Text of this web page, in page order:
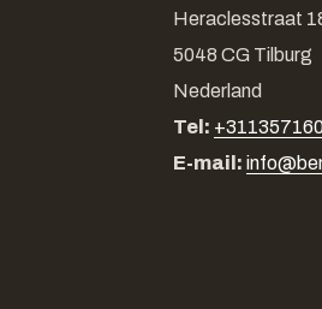
Heraclesstraat
5048 CG Tilburg
Nederland
Tel:
E-mail: